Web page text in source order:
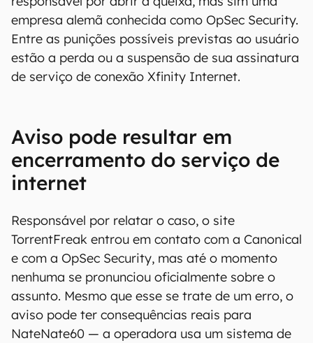
empresa alemã conhecida como OpSec Security.
Entre as punições possíveis previstas ao usuário
estão a perda ou a suspensão de sua assinatura
de serviço de conexão Xfinity Internet.
Aviso pode resultar em
encerramento do serviço de
internet
Responsável por relatar o caso, o site
TorrentFreak entrou em contato com a Canonical
e com a OpSec Security, mas até o momento
nenhuma se pronunciou oficialmente sobre o
assunto. Mesmo que esse se trate de um erro, o
aviso pode ter consequências reais para
NateNate60 — a operadora usa um sistema de